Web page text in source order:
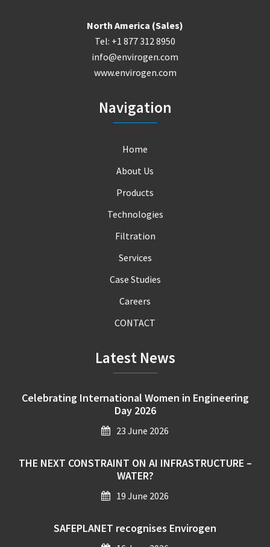
North America (Sales)
Tel: +1 877 312 8950
info@envirogen.com
www.envirogen.com
Navigation
Home
About Us
Products
Technologies
Filtration
Services
Case Studies
Careers
CONTACT
Latest News
Celebrating International Women in Engineering
Day 2026
23 June 2026
THE NEXT CONSTRAINT ON AI INFRASTRUCTURE –
WATER?
19 June 2026
SAFEPLANET recognises Envirogen